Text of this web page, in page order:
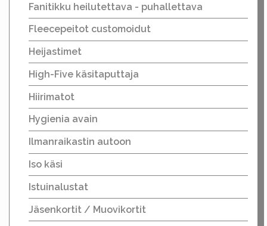
Fanitikku heilutettava - puhallettava
Fleecepeitot customoidut
Heijastimet
High-Five käsitaputtaja
Hiirimatot
Hygienia avain
Ilmanraikastin autoon
Iso käsi
Istuinalustat
Jäsenkortit / Muovikortit